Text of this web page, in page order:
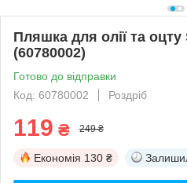
Пляшка для олії та
(60780002)
Готово до відправки
Код: 60780002
Роздріб
119 ₴ 249 ₴
Економія 130 ₴